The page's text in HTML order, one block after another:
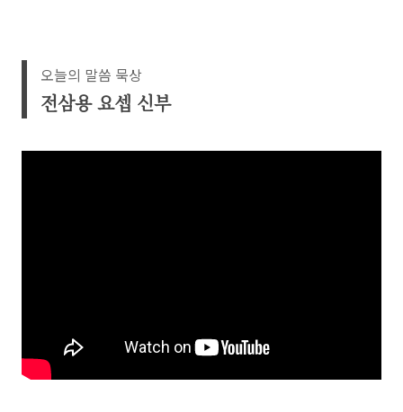
오늘의 말씀 묵상
전삼용 요셉 신부